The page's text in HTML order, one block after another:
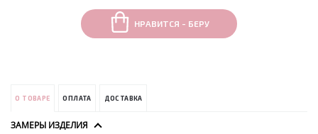
НРАВИТСЯ - БЕРУ
О ТОВАРЕ ОПЛАТА ДОСТАВКА
ЗАМЕРЫ ИЗДЕЛИЯ